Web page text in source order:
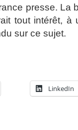
presse. La
tout intérêt,
sur ce sujet.
LinkedIn